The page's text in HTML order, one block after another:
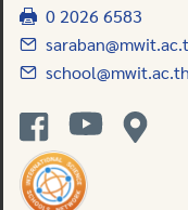
0 2026 6583
school@mwit.ac.th